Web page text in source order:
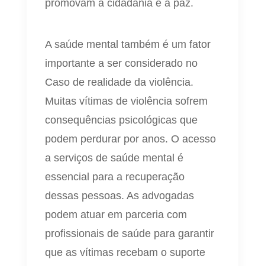
promovam a cidadania e a paz.
A saúde mental também é um fator
importante a ser considerado no
Caso de realidade da violência.
Muitas vítimas de violência sofrem
consequências psicológicas que
podem perdurar por anos. O acesso
a serviços de saúde mental é
essencial para a recuperação
dessas pessoas. As advogadas
podem atuar em parceria com
profissionais de saúde para garantir
que as vítimas recebam o suporte